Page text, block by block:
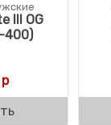
16.990 р.
III OG
400)